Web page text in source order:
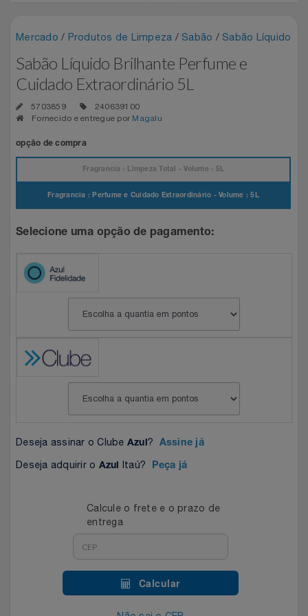
PAIS 60% OFF CASAS BAHIA
SEU PAI MERECE TUDO NOVO
Automotivo
Aviação
Bebê
Brinquedos
Câmeras E Drones
Casa
Celulares E Smartphone
Cosméticos
Eletrodomésticos
Blackedecker
Bosch
Buettner
Camicado Houseware
Carolina Herrera
Casa Flora
Colcci
Electrolux
Gama Italy
Hospital De Amor
Airport Park
Assist Card
Bo.bô
Camicado
Dudalina
Easylive Vouchers
Extra
John John
CINEMA
Sala VIP
Shows
Carrinho De Compras
Meus Pedidos
Abrir Chamados
Lista De Chamados
Perguntas Frequentes
Mercado / Produtos de Limpeza / Sabão / Sabão Líquido
Sabão Líquido Brilhante Perfume e
Cuidado Extraordinário 5L
5703859
240639100
Fornecido e entregue por Magalu
opção de compra
Fragrancia : Limpeza Total - Volume : 5L
Fragrancia : Perfume e Cuidado Extraordinário - Volume : 5L
Selecione uma opção de pagamento:
Deseja assinar o Clube Azul? Assine já
Deseja adquirir o Azul Itaú? Peça já
Calcule o frete e o prazo de
entrega
Calcular